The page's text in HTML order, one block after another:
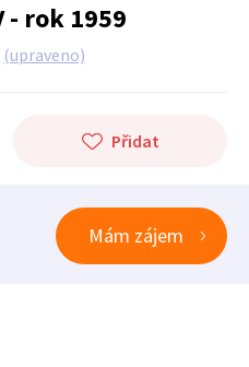
- rok 1959
(upraveno)
Přidat
Mám zájem